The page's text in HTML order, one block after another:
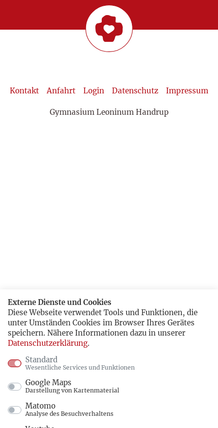
Kontakt Anfahrt Login Datenschutz Impressum
Gymnasium Leoninum Handrup
Externe Dienste und Cookies
Diese Webseite verwendet Tools und Funktionen, die
unter Umständen Cookies im Browser Ihres Gerätes
speichern. Nähere Informationen dazu in unserer
Datenschutzerklärung.
Standard
Wesentliche Services und Funktionen
Google Maps
Darstellung von Kartenmaterial
Matomo
Analyse des Besuchverhaltens